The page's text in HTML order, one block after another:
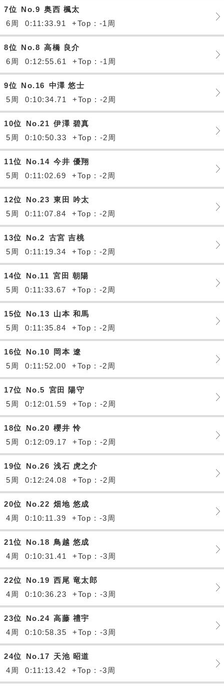
7位 No.9 奥西 楓太
6周
0:11:33.91 +Top : -1周
8位 No.8 高橋 良介
6周
0:12:55.61 +Top : -1周
9位 No.16 中澤 悠士
5周
0:10:34.71 +Top : -2周
10位 No.21 伊澤 碧真
5周
0:10:50.33 +Top : -2周
11位 No.14 今井 優翔
5周
0:11:02.69 +Top : -2周
12位 No.23 東田 吟太
5周
0:11:07.84 +Top : -2周
13位 No.2 古宮 吉桃
5周
0:11:19.34 +Top : -2周
14位 No.11 宮田 朝陽
5周
0:11:33.67 +Top : -2周
15位 No.13 山本 和馬
5周
0:11:35.84 +Top : -2周
16位 No.10
岡本 遼
5周
0:11:52.00 +Top : -2周
17位 No.5 宮田 陽守
5周
0:12:01.59 +Top : -2周
18位 No.20 櫻井 怜
5周
0:12:09.17 +Top : -2周
19位 No.26 浅石 虎之介
5周
0:12:24.08 +Top : -2周
20位 No.22 畑地 悠成
4周
0:10:11.39 +Top : -3周
21位 No.18 鳥越 悠成
4周
0:10:31.41 +Top : -3周
22位 No.19 西尾 竜太郎
4周
0:10:36.23 +Top : -3周
23位 No.24 高藤 禮宇
4周
0:10:58.35 +Top : -3周
24位 No.17 天池 昭道
4周
0:11:13.42 +Top : -3周